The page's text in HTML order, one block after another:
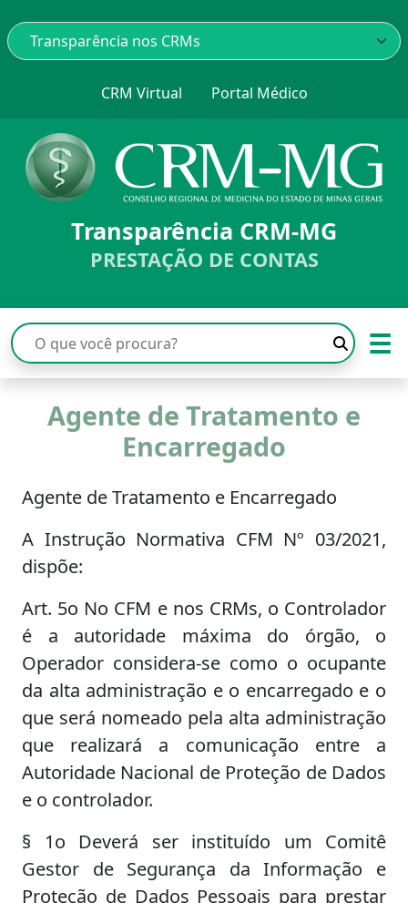
CRM Virtual Portal Médico
Transparência CRM-MG
PRESTAÇÃO DE CONTAS
☰
Agente de Tratamento e
Encarregado
Agente de Tratamento e Encarregado
A Instrução Normativa CFM Nº 03/2021,
dispõe:
Art. 5o No CFM e nos CRMs, o Controlador
é a autoridade máxima do órgão, o
Operador considera-se como o ocupante
da alta administração e o encarregado e o
que será nomeado pela alta administração
que realizará a comunicação entre a
Autoridade Nacional de Proteção de Dados
e o controlador.
§ 1o Deverá ser instituído um Comitê
Gestor de Segurança da Informação e
Proteção de Dados Pessoais para prestar